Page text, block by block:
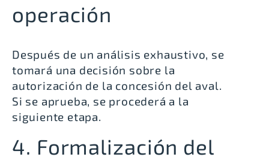
operación
Después de un análisis exhaustivo, se
tomará una decisión sobre la
autorización de la concesión del aval.
Si se aprueba, se procederá a la
siguiente etapa.
4. Formalización del